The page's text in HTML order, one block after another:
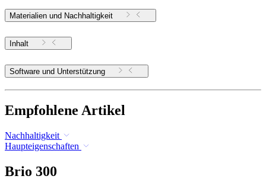
Materialien und Nachhaltigkeit
Inhalt
Software und Unterstützung
Empfohlene Artikel
Nachhaltigkeit
Haupteigenschaften
Brio 300